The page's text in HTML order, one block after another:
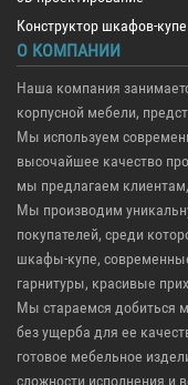
Конструктор шкафов-купе
О КОМПАНИИ
Наша компания
корпусной мебели,
Мы используем
высочайшее качество
мы предлагаем
Мы производим
покупателей, среди
шкафы-купе,
гарнитуры, красивые
Мы стараемся добиться
без ущерба для ее
готовое мебельное
сложности исполнения и